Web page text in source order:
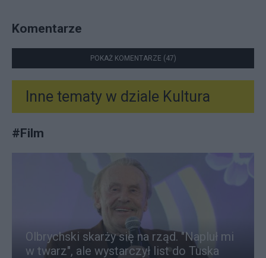
Komentarze
POKAŻ KOMENTARZE (47)
Inne tematy w dziale Kultura
#Film
Olbrychski skarży się na rząd. "Napluł mi
w twarz", ale wystarczył list do Tuska